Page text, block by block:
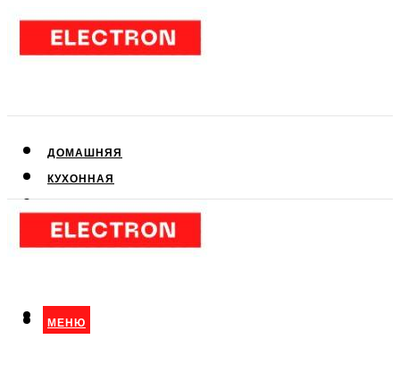
ДОМАШНЯЯ
КУХОННАЯ
КЛИМАТИЧЕСКАЯ
МЕНЮ
МЕНЮ